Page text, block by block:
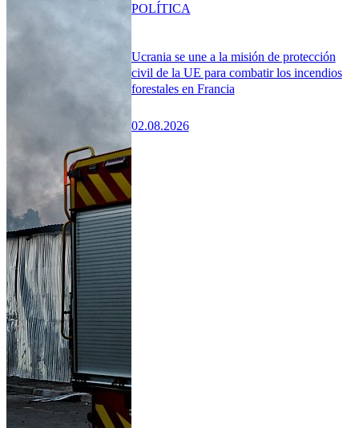
Ucrania se une a la misión de protección
civil de la UE para combatir los incendios
forestales en Francia
02.08.2026
POLÍTICA